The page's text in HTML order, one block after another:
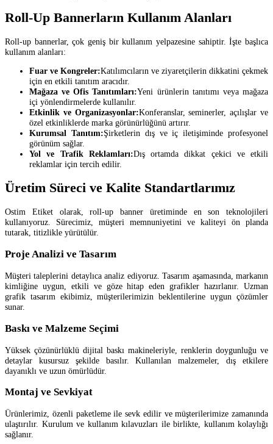
Roll-Up Bannerların Kullanım Alanları
Roll-up bannerlar, çok geniş bir kullanım yelpazesine sahiptir. İşte başlıca
kullanım alanları:
Fuar ve Kongreler:Katılımcıların ve ziyaretçilerin dikkatini çekmek
için en etkili tanıtım aracıdır.
Mağaza ve Ofis Tanıtımları:Yeni ürünlerin tanıtımı veya mağaza
içi yönlendirmelerde kullanılır.
Etkinlik ve Organizasyonlar:Konferanslar, seminerler, açılışlar ve
özel etkinliklerde marka görünürlüğünü artırır.
Kurumsal Tanıtım:Şirketlerin dış ve iç iletişiminde profesyonel
görünüm sağlar.
Yol ve Trafik Reklamları:Dış ortamda dikkat çekici ve etkili
reklamlar için tercih edilir.
Üretim Süreci ve Kalite Standartlarımız
Ostim Etiket olarak, roll-up banner üretiminde en son teknolojileri
kullanıyoruz. Sürecimiz, müşteri memnuniyetini ve kaliteyi ön planda
tutarak, titizlikle yürütülür.
Proje Analizi ve Tasarım
Müşteri taleplerini detaylıca analiz ediyoruz. Tasarım aşamasında, markanın
kimliğine uygun, etkili ve göze hitap eden grafikler hazırlanır. Uzman
grafik tasarım ekibimiz, müşterilerimizin beklentilerine uygun çözümler
sunar.
Baskı ve Malzeme Seçimi
Yüksek çözünürlüklü dijital baskı makineleriyle, renklerin doygunluğu ve
detaylar kusursuz şekilde basılır. Kullanılan malzemeler, dış etkilere
dayanıklı ve uzun ömürlüdür.
Montaj ve Sevkiyat
Ürünlerimiz, özenli paketleme ile sevk edilir ve müşterilerimize zamanında
ulaştırılır. Kurulum ve kullanım kılavuzları ile birlikte, kullanım kolaylığı
sağlanır.